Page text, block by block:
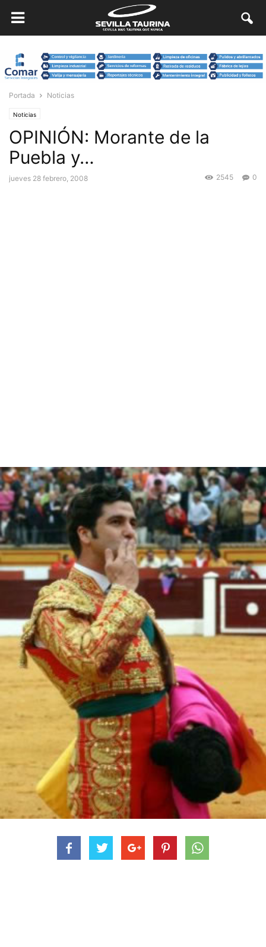
Portada Noticias
Noticias
OPINIÓN: Morante de la
Puebla y…
jueves 28 febrero, 2008 0
2545